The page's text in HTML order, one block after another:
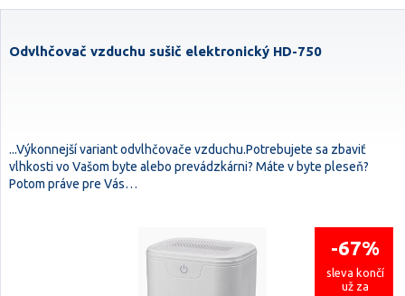
Odvlhčovač vzduchu sušič elektronický HD-750
...Výkonnejší variant odvlhčovače vzduchu.Potrebujete sa zbaviť
vlhkosti vo Vašom byte alebo prevádzkárni? Máte v byte pleseň?
Potom práve pre Vás…
-67%
sleva končí
už za